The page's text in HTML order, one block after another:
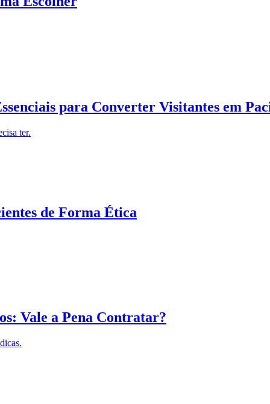
para Converter Visitantes em
ter.
de Forma Ética
Vale a Pena Contratar?